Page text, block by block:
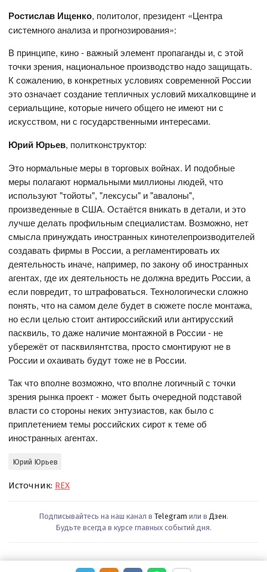
Ростислав Ищенко, политолог, президент «Центра
системного анализа и прогнозирования»:
В принципе, кино - важный элемент пропаганды и, с этой
точки зрения, национальное производство надо защищать.
К сожалению, в конкретных условиях современной России
это означает создание тепличных условий михалковщине и
сериальщине, которые ничего общего не имеют ни с
искусством, ни с государственными интересами.
Юрий Юрьев, политконструктор:
Это нормальные меры в торговых войнах. И подобные
меры полагают нормальными миллионы людей, что
используют "тойоты", "лексусы" и "авалоны",
произведенные в США. Остаётся вникать в детали, и это
лучше делать профильным специалистам. Возможно, нет
смысла принуждать иностранных кинотелепроизводителей
создавать фирмы в России, а регламентировать их
деятельность иначе, например, по закону об иностранных
агентах, где их деятельность не должна вредить России, а
если повредит, то штрафоваться. Технологически сложно
понять, что на самом деле будет в сюжете после монтажа,
но если целью стоит антироссийский или антирусский
пасквиль, то даже наличие монтажной в России - не
убережёт от пасквилянтства, просто смонтируют не в
России и охаивать будут тоже не в России.
Так что вполне возможно, что вполне логичный с точки
зрения рынка проект - может быть очередной подставой
власти со стороны неких энтузиастов, как было с
приплетением темы российских сирот к теме об
иностранных агентах.
Юрий Юрьев
Источник: REX
Подписывайтесь на наш канал в Telegram или в Дзен.
Будьте всегда в курсе главных событий дня.